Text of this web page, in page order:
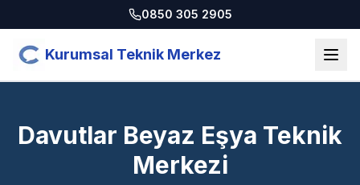
0850 305 2905
Kurumsal Teknik Merkez
Davutlar Beyaz Eşya Teknik
Merkezi